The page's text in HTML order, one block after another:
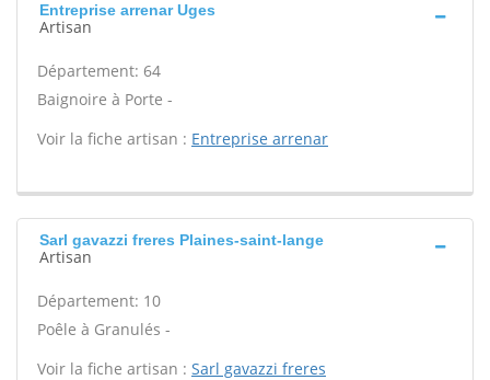
Entreprise arrenar Uges
Artisan
Département: 64
Baignoire à Porte -
Voir la fiche artisan : Entreprise arrenar
Sarl gavazzi freres Plaines-saint-lange
Artisan
Département: 10
Poêle à Granulés -
Voir la fiche artisan : Sarl gavazzi freres